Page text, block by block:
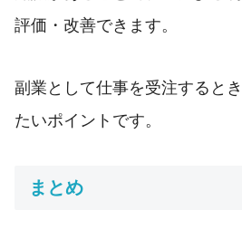
評価・改善できます。
副業として仕事を受注すると
たいポイントです。
まとめ